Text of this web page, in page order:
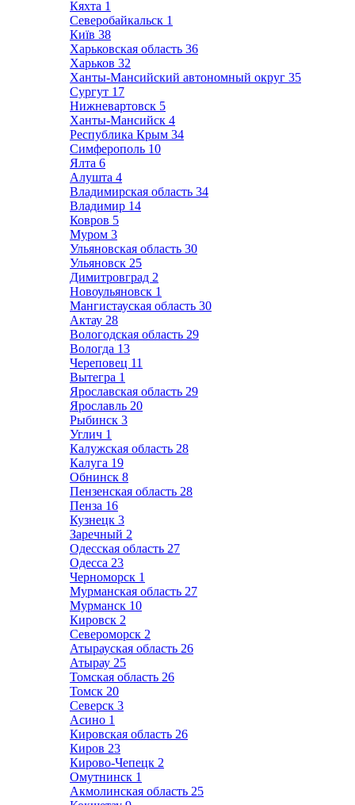
Кяхта 1
Северобайкальск 1
Київ 38
Харьковская область 36
Харьков 32
Ханты-Мансийский автономный округ 35
Сургут 17
Нижневартовск 5
Ханты-Мансийск 4
Республика Крым 34
Симферополь 10
Ялта 6
Алушта 4
Владимирская область 34
Владимир 14
Ковров 5
Муром 3
Ульяновская область 30
Ульяновск 25
Димитровград 2
Новоульяновск 1
Мангистауская область 30
Актау 28
Вологодская область 29
Вологда 13
Череповец 11
Вытегра 1
Ярославская область 29
Ярославль 20
Рыбинск 3
Углич 1
Калужская область 28
Калуга 19
Обнинск 8
Пензенская область 28
Пенза 16
Кузнецк 3
Заречный 2
Одесская область 27
Одесса 23
Черноморск 1
Мурманская область 27
Мурманск 10
Кировск 2
Североморск 2
Атырауская область 26
Атырау 25
Томская область 26
Томск 20
Северск 3
Асино 1
Кировская область 26
Киров 23
Кирово-Чепецк 2
Омутнинск 1
Акмолинская область 25